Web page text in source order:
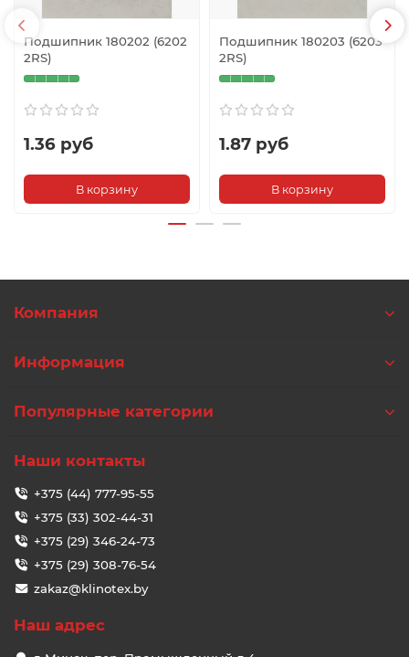
Подшипник 180202 (6202
2RS)
1.36 руб
В корзину
Подшипник 180203 (6203
2RS)
1.87 руб
В корзину
Компания
Информация
Популярные категории
Наши контакты
+375 (44) 777-95-55
+375 (33) 302-44-31
+375 (29) 346-24-73
+375 (29) 308-76-54
zakaz@klinotex.by
Наш адрес